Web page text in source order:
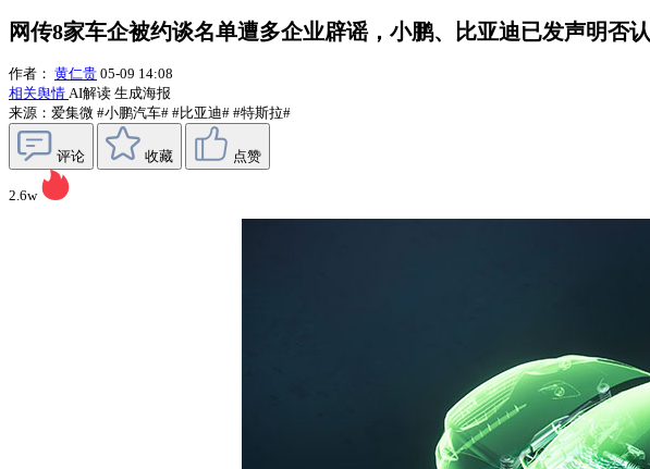
网传8家车企被约谈名单遭多企业辟谣，小鹏、比亚迪已发声明否认
作者： 黄仁贵 05-09 14:08
相关舆情 AI解读 生成海报
来源：爱集微 #小鹏汽车# #比亚迪# #特斯拉#
评论 收藏 点赞
2.6w